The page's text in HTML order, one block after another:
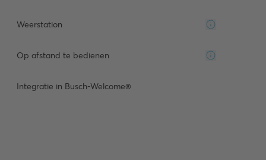
Weerstation
Op afstand te bedienen
Integratie in Busch-Welcome®